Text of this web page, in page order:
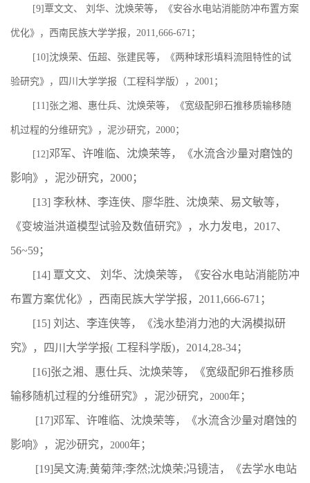
[9]覃文文、 刘华、沈焕荣等，《安谷水电站消能防冲布置方案
优化》，西南民族大学学报，2011,666-671；
[10]沈焕荣、伍超、张建民等，《两种球形填料流阻特性的试
验研究》，四川大学学报（工程科学版），2001；
[11]张之湘、惠仕兵、沈焕荣等，《宽级配卵石推移质输移随
机过程的分维研究》，泥沙研究，2000；
[12]邓军、许唯临、沈焕荣等，《水流含沙量对磨蚀的
影响》，泥沙研究，2000；
[13] 李秋林、李连侠、廖华胜、沈焕荣、易文敏等，
《变坡溢洪道模型试验及数值研究》，水力发电，2017、
56~59；
[14] 覃文文、 刘华、沈焕荣等，《安谷水电站消能防冲
布置方案优化》，西南民族大学学报，2011,666-671；
[15] 刘达、李连侠等，《浅水垫消力池的大涡模拟研
究》，四川大学学报( 工程科学版)， 2014,28-34；
[16]张之湘、惠仕兵、沈焕荣等，《宽级配卵石推移质
输移随机过程的分维研究》，泥沙研究， 2000年；
[17]邓军、许唯临、沈焕荣等，《水流含沙量对磨蚀的
影响》，泥沙研究， 2000年；
[19]吴文涛;黄菊萍;李然;沈焕荣;冯镜洁，《去学水电站